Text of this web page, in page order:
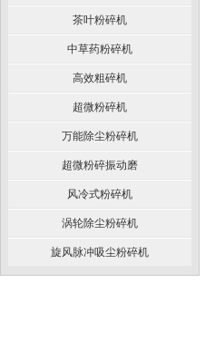
茶叶粉碎机
中草药粉碎机
高效粗碎机
超微粉碎机
万能除尘粉碎机
超微粉碎振动磨
风冷式粉碎机
涡轮除尘粉碎机
旋风脉冲吸尘粉碎机